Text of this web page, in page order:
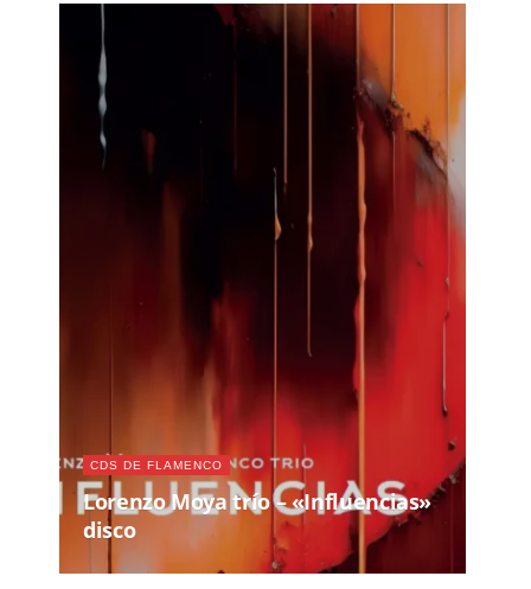
CDS DE FLAMENCO
Lorenzo Moya trío – «Influencias»
disco